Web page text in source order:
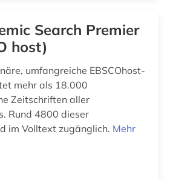
bildungökonomie (1)
biographistik (1)
biologischer landbau (1)
Search Premier
host)
umfangreiche EBSCOhost-
mehr als 18.000
Zeitschriften aller
Rund 4800 dieser
im Volltext zugänglich. Mehr